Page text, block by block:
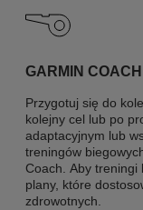
GARMIN COACH
Przygotuj się do
kolejny cel lub po
adaptacyjnym lub
treningów
Coach. Aby treningi
plany, które
zdrowotnych.